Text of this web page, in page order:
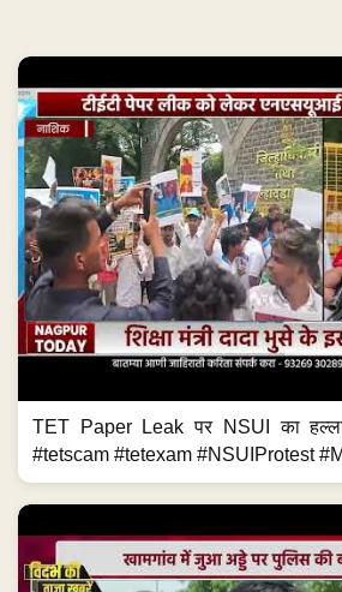
TET Paper Leak पर NSUI का
#tetscam #tetexam #NSUIProtest